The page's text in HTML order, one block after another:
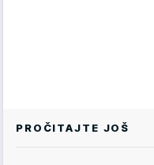
PROČITAJTE JOŠ